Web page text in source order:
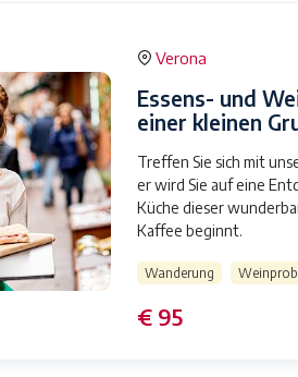
Verona
Essens- und
einer kleinen
Treffen Sie sich mit
er wird Sie auf eine
Küche dieser
Kaffee beginnt.
Wanderung
€ 95